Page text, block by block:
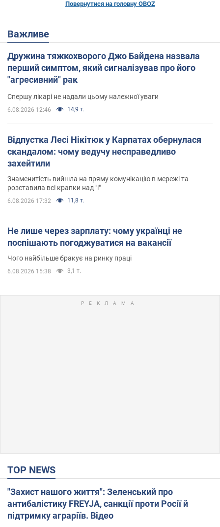
Повернутися на головну OBOZ
Важливе
Дружина тяжкохворого Джо Байдена назвала
перший симптом, який сигналізував про його
"агресивний" рак
Спершу лікарі не надали цьому належної уваги
6.08.2026 12:46 14,9 т.
Відпустка Лесі Нікітюк у Карпатах обернулася
скандалом: чому ведучу несправедливо
захейтили
Знаменитість вийшла на пряму комунікацію в мережі та
розставила всі крапки над "і"
6.08.2026 17:32 11,8 т.
Не лише через зарплату: чому українці не
поспішають погоджуватися на вакансії
Чого найбільше бракує на ринку праці
6.08.2026 15:38 3,1 т.
TOP NEWS
"Захист нашого життя": Зеленський про
антибалістику FREYJA, санкції проти Росії й
підтримку аграріїв. Відео